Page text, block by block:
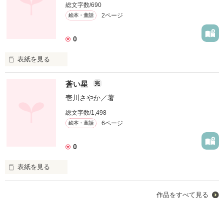
作品を読む
総文字数/690
絵本・童話 2ページ
0
表紙を見る
蒼い星 完
壱川さやか／著
総文字数/1,498
絵本・童話 6ページ
0
表紙を見る
作品をすべて見る